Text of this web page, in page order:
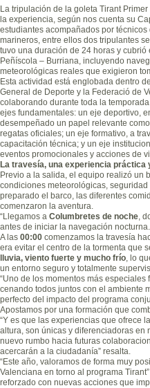
La tripulación de la goleta Tirant
la experiencia, según nos cuenta su
estudiantes acompañados por
marineros, entre ellos dos tripulantes
tuvo una duración de 24 horas y
Peñíscola – Burriana, incluyendo
meteorológicas reales que exigieron
Esta actividad está englobada dentro
General de Deporte y la Federació de
colaborando durante toda la
ejes fundamentales: un eje deportivo,
desempeñado un papel relevante
regatas oficiales; un eje formativo, a
capacitación técnica; y un eje
eventos promocionales y acciones de
La travesía, una experiencia práctica
Previo a la salida, el equipo realizó un
condiciones meteorológicas,
preparado el barco, las diferentes
comenzaron la aventura.
“Llegamos a Columbretes de noche,
antes de iniciar la navegación nocturna.
A las 00:00 comenzamos la travesía
era evitar el centro de la tormenta que
lluvia, viento fuerte y mucho frío, lo
un entorno seguro y totalmente
“Uno de los momentos más
cenando todos juntos con el ambiente
perfecto del impacto del programa
Apostamos por una formación que
“Y es que las experiencias que ofrece
altura, son únicas y diferenciadoras en
nuevo rumbo hacia futuras
acercarán a la ciudadanía” resalta.
“Este año, valoramos de forma muy
Valenciana en torno al programa
reforzado con nuevas acciones que